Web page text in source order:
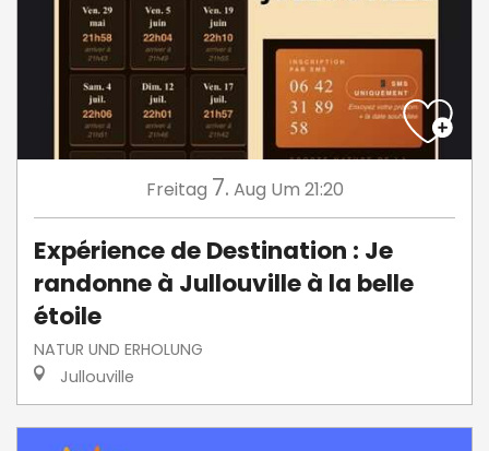
Freitag 7. Aug Um 21:20
Expérience de Destination : Je
randonne à Jullouville à la belle
étoile
NATUR UND ERHOLUNG
Jullouville